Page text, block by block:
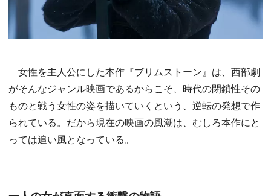
女性を主人公にした本作『ブリムストーン』は、西部劇
がそんなジャンル映画であるからこそ、時代の閉鎖性その
ものと戦う女性の姿を描いていくという、逆転の発想で作
られている。だから現在の映画の風潮は、むしろ本作にと
っては追い風となっている。